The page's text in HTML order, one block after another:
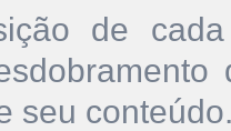
de
seu